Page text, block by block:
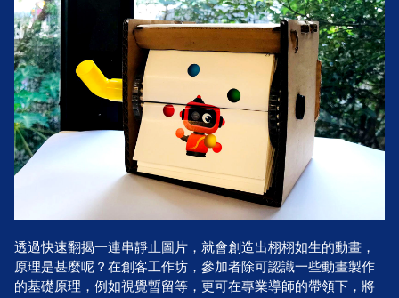
透過快速翻揭一連串靜止圖片，就會創造出栩栩如生的動畫，
原理是甚麼呢？在創客工作坊，參加者除可認識一些動畫製作
的基礎原理，例如視覺暫留等，更可在專業導師的帶領下，將